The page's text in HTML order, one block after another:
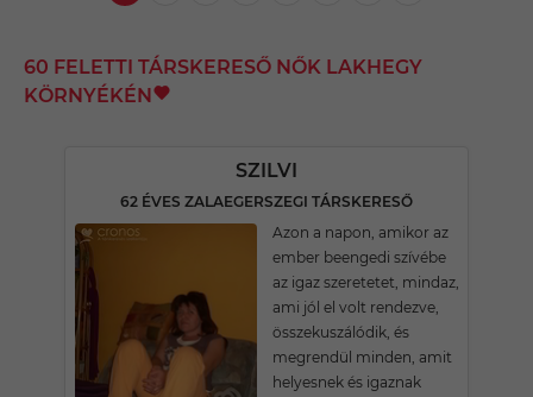
60 FELETTI TÁRSKERESŐ NŐK LAKHEGY
KÖRNYÉKÉN
SZILVI
62 ÉVES ZALAEGERSZEGI TÁRSKERESŐ
Azon a napon, amikor az
ember beengedi szívébe
az igaz szeretetet, mindaz,
ami jól el volt rendezve,
összekuszálódik, és
megrendül minden, amit
helyesnek és igaznak